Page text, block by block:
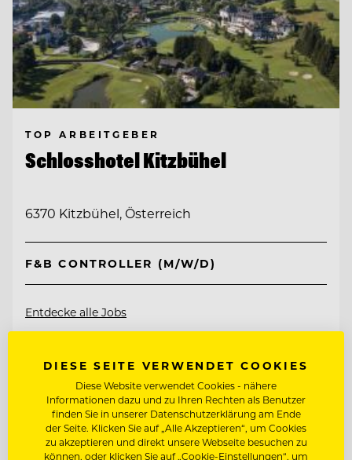
TOP ARBEITGEBER
Schlosshotel Kitzbühel
6370 Kitzbühel, Österreich
F&B CONTROLLER (M/W/D)
Entdecke alle Jobs
DIESE SEITE VERWENDET COOKIES
Diese Website verwendet Cookies - nähere
Informationen dazu und zu Ihren Rechten als Benutzer
finden Sie in unserer Datenschutzerklärung am Ende
der Seite. Klicken Sie auf „Alle Akzeptieren“, um Cookies
zu akzeptieren und direkt unsere Webseite besuchen zu
können, oder klicken Sie auf „Cookie-Einstellungen“, um